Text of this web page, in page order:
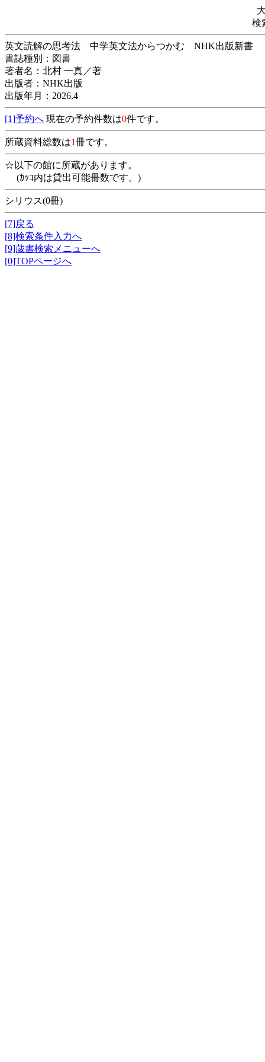
検
英文読解の思考法 中学英文法からつかむ NHK出版新
書誌種別：図書
著者名：北村 一真／著
出版者：NHK出版
出版年月：2026.4
[1]予約へ 現在の予約件数は0件です。
所蔵資料総数は1冊です。
☆以下の館に所蔵があります。
(ｶｯｺ内は貸出可能冊数です。)
シリウス(0冊)
[7]戻る
[8]検索条件入力へ
[9]蔵書検索メニューへ
[0]TOPページへ